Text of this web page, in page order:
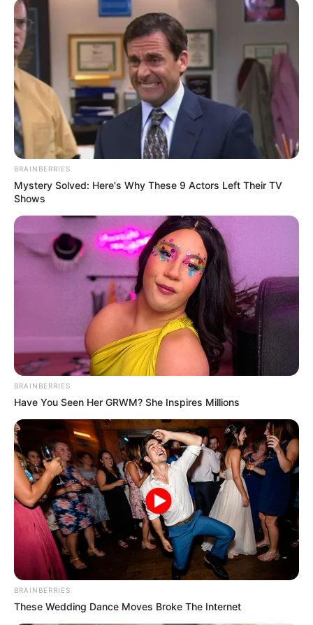
Analyse et Pronostic du QUINTÉ
PRIX DU PETIT PRE
Ce jeudi 29 mai, les turfistes ont rendez-vous à
course-événement sur 1 600 mètres rassemblant
seize concurrents de 4 ans et plus. Disputée sur la
moyenne piste, avec un terrain annoncé bon à
souple, cette épreuve s’annonce aussi indécise que
passionnante. Explorons les favoris, les chances
régulières, les outsiders et des bons tocards à suivre
de très près. Découvrez ci-après l’analyse 100%
gratuite de notre pronostic Quinté du jour.
POWERBALL N° CHANCE
L’analyse de la Base QUINTÉ DU
BRAINBERRIES
Mystery Solved: Here's Why These 9 Actors Left Their TV
Shows
BRAINBERRIES
Have You Seen Her GRWM? She Inspires Millions
BRAINBERRIES
These Wedding Dance Moves Broke The Internet